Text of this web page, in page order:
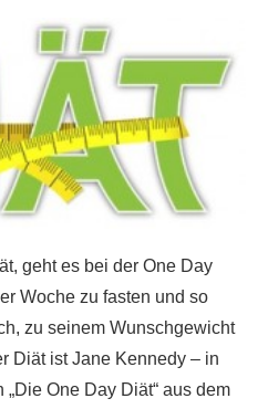
geht es bei der One Day
Woche zu fasten und so
zu seinem Wunschgewicht
Diät ist Jane Kennedy – in
One Day Diät“ aus dem